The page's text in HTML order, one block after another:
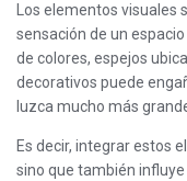
Los elementos
sensación de un
de colores, espejos
decorativos puede
luzca mucho más
Es decir, integrar estos
sino que también